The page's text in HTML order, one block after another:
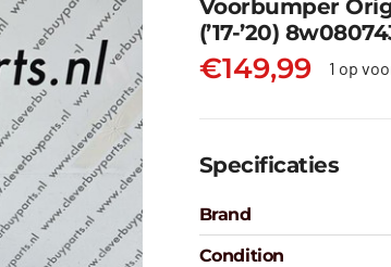
Voorbumper
(’17-’20)
€149,99 1 op
Specificaties
Brand
Condition